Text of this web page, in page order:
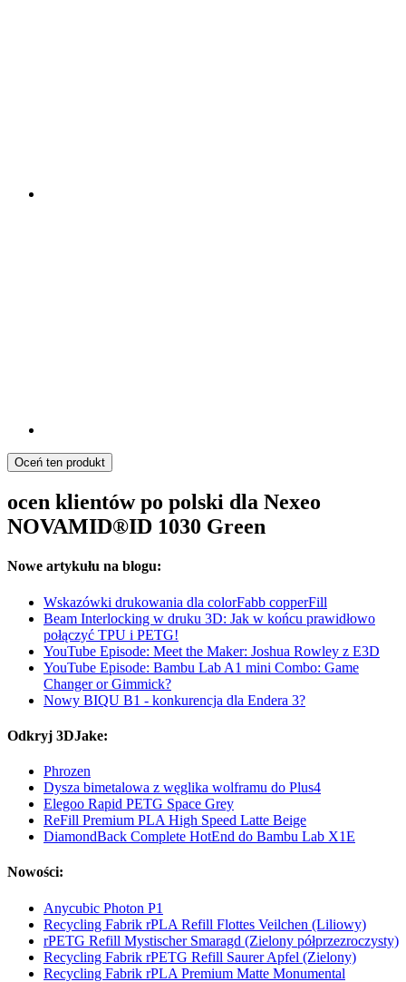
Oceń ten produkt
ocen klientów po polski dla Nexeo
NOVAMID®ID 1030 Green
Nowe artykułu na blogu:
Wskazówki drukowania dla colorFabb copperFill
Beam Interlocking w druku 3D: Jak w końcu prawidłowo
połączyć TPU i PETG!
YouTube Episode: Meet the Maker: Joshua Rowley z E3D
YouTube Episode: Bambu Lab A1 mini Combo: Game
Changer or Gimmick?
Nowy BIQU B1 - konkurencja dla Endera 3?
Odkryj 3DJake:
Phrozen
Dysza bimetalowa z węglika wolframu do Plus4
Elegoo Rapid PETG Space Grey
ReFill Premium PLA High Speed Latte Beige
DiamondBack Complete HotEnd do Bambu Lab X1E
Nowości:
Anycubic Photon P1
Recycling Fabrik rPLA Refill Flottes Veilchen (Liliowy)
rPETG Refill Mystischer Smaragd (Zielony półprzezroczysty)
Recycling Fabrik rPETG Refill Saurer Apfel (Zielony)
Recycling Fabrik rPLA Premium Matte Monumental